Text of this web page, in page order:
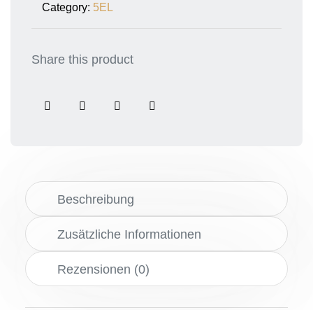
Category: 5EL
Share this product
Beschreibung
Zusätzliche Informationen
Rezensionen (0)